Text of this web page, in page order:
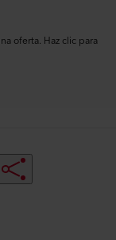
oferta. Haz clic para